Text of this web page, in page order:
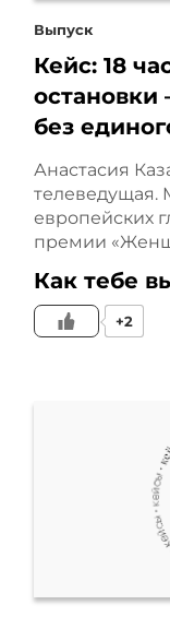
свой
пул
важно,
Чуть
С чего
курса
ещё у
Это
Выпуск
Кейс: 18
без
Анастасия
телеведущая.
европейских
премии
Как тебе
+2